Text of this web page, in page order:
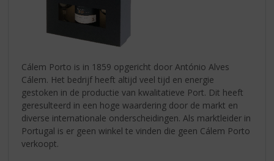
Cálem Porto is in 1859 opgericht door António Alves
Cálem. Het bedrijf heeft altijd veel tijd en energie
gestoken in de productie van kwalitatieve Port. Dit heeft
geresulteerd in een hoge waardering door de markt en
diverse internationale onderscheidingen. Als marktleider in
Portugal is er geen winkel te vinden die geen Cálem Porto
verkoopt.